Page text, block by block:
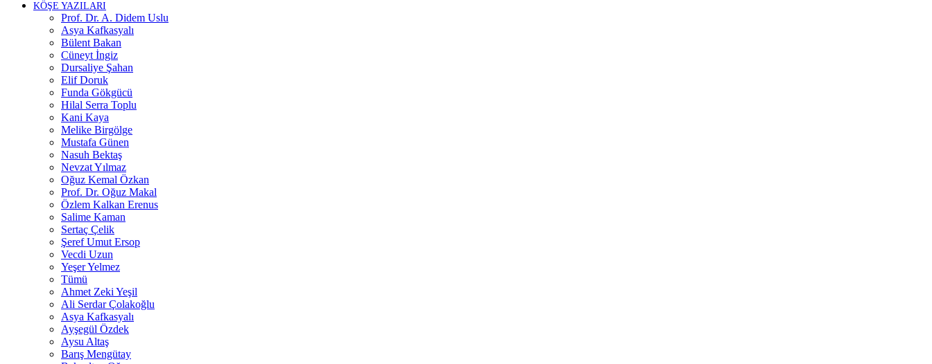
KÖŞE YAZILARI
Prof. Dr. A. Didem Uslu
Asya Kafkasyalı
Bülent Bakan
Cüneyt İngiz
Dursaliye Şahan
Elif Doruk
Funda Gökgücü
Hilal Serra Toplu
Kani Kaya
Melike Birgölge
Mustafa Günen
Nasuh Bektaş
Nevzat Yılmaz
Oğuz Kemal Özkan
Prof. Dr. Oğuz Makal
Özlem Kalkan Erenus
Salime Kaman
Sertaç Çelik
Şeref Umut Ersop
Vecdi Uzun
Yeşer Yelmez
Tümü
Ahmet Zeki Yeşil
Ali Serdar Çolakoğlu
Asya Kafkasyalı
Ayşegül Özdek
Aysu Altaş
Barış Mengütay